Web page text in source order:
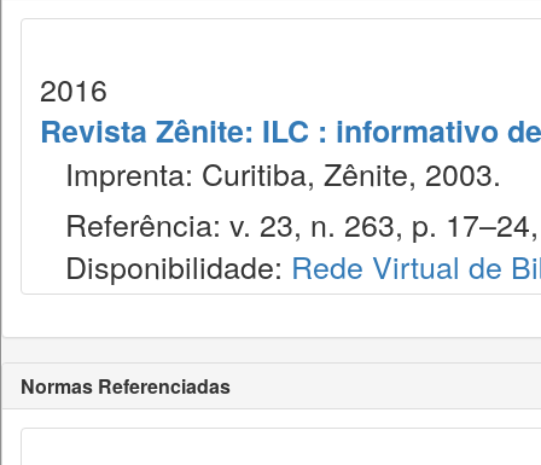
2016
Revista Zênite: ILC : informativo
Imprenta: Curitiba, Zênite, 2003.
Referência: v. 23, n. 263, p.
Disponibilidade: Rede Virtual de
Normas Referenciadas